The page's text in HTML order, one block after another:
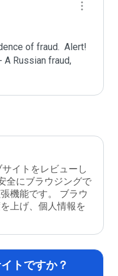
of fraud.  Alert!
Russian fraud,
イトをレビューし
全にブラウジングで
機能です。 ブラウ
上げ、個人情報を
トですか？